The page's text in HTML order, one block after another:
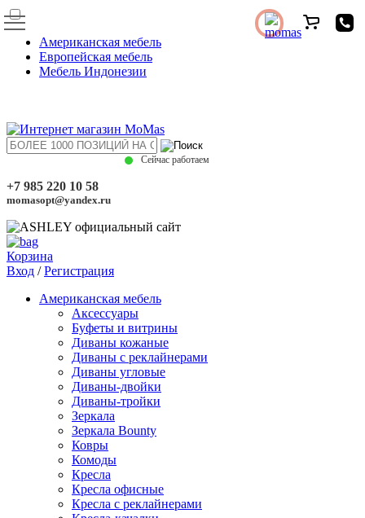
Американская мебель
Европейская мебель
Мебель Индонезии
Сейчас работаем
+7 985 220 10 58
momasopt@yandex.ru
Корзина
Вход /Регистрация
Американская мебель
Аксессуары
Буфеты и витрины
Диваны кожаные
Диваны с реклайнерами
Диваны угловые
Диваны-двойки
Диваны-тройки
Зеркала
Зеркала Bounty
Ковры
Комоды
Кресла
Кресла офисные
Кресла с реклайнерами